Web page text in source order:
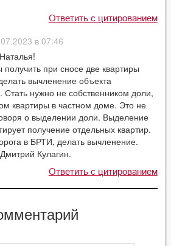
Ответить с цитированием
в 07:46
получить при сносе две квартиры
вычленение объекта
Стать нужно не собственником доли,
квартиры в частном доме. Это не
о выделении доли. Выделение
получение отдельных квартир.
в БРТИ, делать вычленение.
Кулагин.
Ответить с цитированием